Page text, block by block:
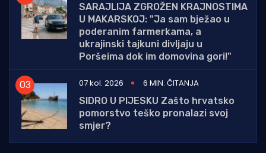
SARAJLIJA ZGROŽEN KRAJNOSTIMA
U MAKARSKOJ: "Ja sam bježao u
poderanim farmerkama, a
ukrajinski tajkuni divljaju u
Poršeima dok im domovina gori!"
07 kol. 2026
6 MIN. ČITANJA
SIDRO U PIJESKU Zašto hrvatsko
pomorstvo teško pronalazi svoj
smjer?